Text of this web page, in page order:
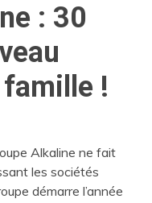
: 30
!
Alkaline ne fait
les sociétés
démarre l’année